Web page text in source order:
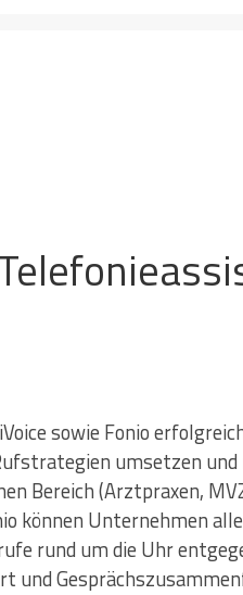
sowie Fonio
umsetzen und
Bereich (Arztpraxen,
können Unternehmen
rund um die Uhr
und